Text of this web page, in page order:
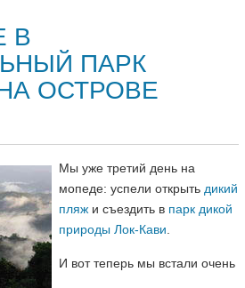
В
ПАРК
ОСТРОВЕ
Мы уже третий день на
мопеде: успели открыть дикий
пляж и съездить в парк дикой
природы Лок-Кави
И вот теперь мы встали очень